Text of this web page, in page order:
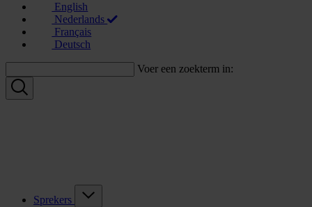
English
Nederlands
Français
Deutsch
Voer een zoekterm in:
Sprekers